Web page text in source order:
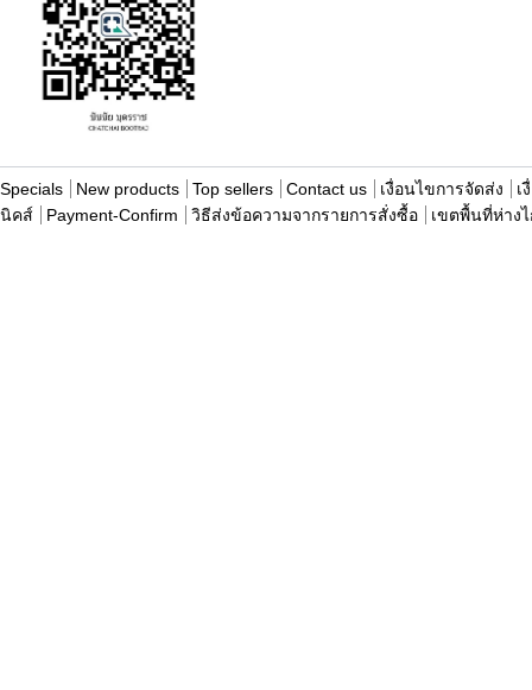
Specials New products Top sellers Contact us เงื่อนไขการจัดส่ง
เ
นิคส์
Payment-Confirm วิธีส่งข้อความจากรายการสั่งซื้อ เขตพื้นที่ห่าง